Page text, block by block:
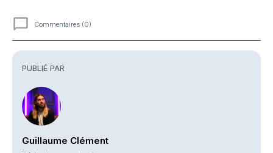
PUBLIÉ PAR
Guillaume Clément
Commentaires (0)